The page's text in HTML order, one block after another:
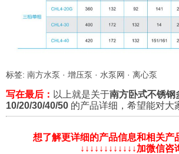
标签: 南方水泵 · 增压泵 · 水泵网 · 离心泵
写在最后： 以上就是关于南方卧式不锈
10/20/30/40/50 的产品详细，希望能对大
想了解更详细的产品信息和相关产
↓↓↓↓↓↓↓↓↓↓↓↓加微信咨